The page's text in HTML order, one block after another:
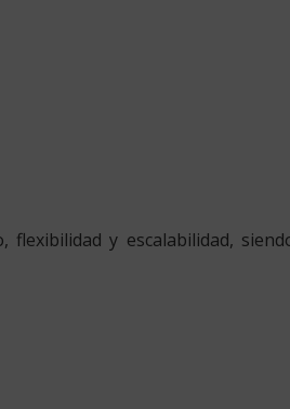
y escalabilidad,